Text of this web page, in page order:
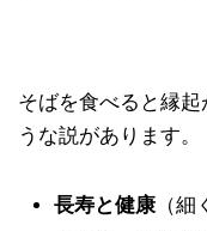
そばを食べると縁
うな説があります。
長寿と健康（細